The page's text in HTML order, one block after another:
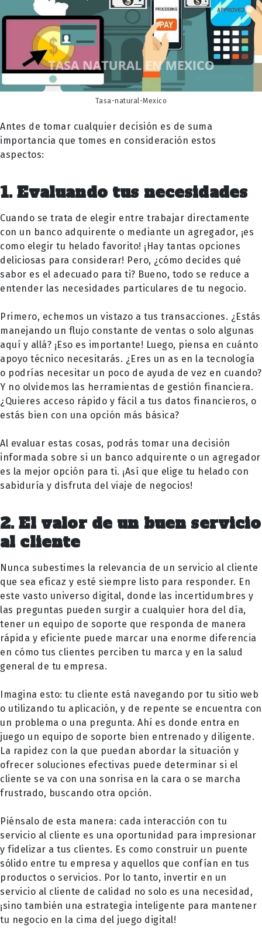
Tasa-natural-Mexico
Antes de tomar cualquier decisión es de suma
importancia que tomes en consideración estos
aspectos:
1. Evaluando tus necesidades
Cuando se trata de elegir entre trabajar directamente
con un banco adquirente o mediante un agregador, ¡es
como elegir tu helado favorito! ¡Hay tantas opciones
deliciosas para considerar! Pero, ¿cómo decides qué
sabor es el adecuado para ti? Bueno, todo se reduce a
entender las necesidades particulares de tu negocio.
Primero, echemos un vistazo a tus transacciones. ¿Estás
manejando un flujo constante de ventas o solo algunas
aquí y allá? ¡Eso es importante! Luego, piensa en cuánto
apoyo técnico necesitarás. ¿Eres un as en la tecnología
o podrías necesitar un poco de ayuda de vez en cuando?
Y no olvidemos las herramientas de gestión financiera.
¿Quieres acceso rápido y fácil a tus datos financieros, o
estás bien con una opción más básica?
Al evaluar estas cosas, podrás tomar una decisión
informada sobre si un banco adquirente o un agregador
es la mejor opción para ti. ¡Así que elige tu helado con
sabiduría y disfruta del viaje de negocios!
2. El valor de un buen servicio
al cliente
Nunca subestimes la relevancia de un servicio al cliente
que sea eficaz y esté siempre listo para responder. En
este vasto universo digital, donde las incertidumbres y
las preguntas pueden surgir a cualquier hora del día,
tener un equipo de soporte que responda de manera
rápida y eficiente puede marcar una enorme diferencia
en cómo tus clientes perciben tu marca y en la salud
general de tu empresa.
Imagina esto: tu cliente está navegando por tu sitio web
o utilizando tu aplicación, y de repente se encuentra con
un problema o una pregunta. Ahí es donde entra en
juego un equipo de soporte bien entrenado y diligente.
La rapidez con la que puedan abordar la situación y
ofrecer soluciones efectivas puede determinar si el
cliente se va con una sonrisa en la cara o se marcha
frustrado, buscando otra opción.
Piénsalo de esta manera: cada interacción con tu
servicio al cliente es una oportunidad para impresionar
y fidelizar a tus clientes. Es como construir un puente
sólido entre tu empresa y aquellos que confían en tus
productos o servicios. Por lo tanto, invertir en un
servicio al cliente de calidad no solo es una necesidad,
¡sino también una estrategia inteligente para mantener
tu negocio en la cima del juego digital!